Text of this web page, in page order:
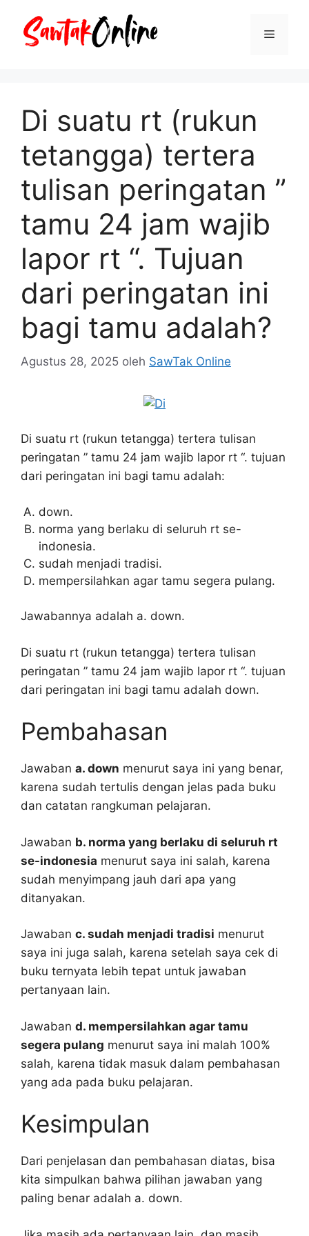
Menu
Di suatu rt (rukun
tetangga) tertera
tulisan peringatan ”
tamu 24 jam wajib
lapor rt “. Tujuan
dari peringatan ini
bagi tamu adalah?
Agustus 28, 2025 oleh SawTak Online
Di suatu rt (rukun tetangga) tertera tulisan
peringatan ” tamu 24 jam wajib lapor rt “. tujuan
dari peringatan ini bagi tamu adalah:
down.
norma yang berlaku di seluruh rt se-
indonesia.
sudah menjadi tradisi.
mempersilahkan agar tamu segera pulang.
Jawabannya adalah a. down.
Di suatu rt (rukun tetangga) tertera tulisan
peringatan ” tamu 24 jam wajib lapor rt “. tujuan
dari peringatan ini bagi tamu adalah down.
Pembahasan
Jawaban a. down menurut saya ini yang benar,
karena sudah tertulis dengan jelas pada buku
dan catatan rangkuman pelajaran.
Jawaban b. norma yang berlaku di seluruh rt
se-indonesia menurut saya ini salah, karena
sudah menyimpang jauh dari apa yang
ditanyakan.
Jawaban c. sudah menjadi tradisi menurut
saya ini juga salah, karena setelah saya cek di
buku ternyata lebih tepat untuk jawaban
pertanyaan lain.
Jawaban d. mempersilahkan agar tamu
segera pulang menurut saya ini malah 100%
salah, karena tidak masuk dalam pembahasan
yang ada pada buku pelajaran.
Kesimpulan
Dari penjelasan dan pembahasan diatas, bisa
kita simpulkan bahwa pilihan jawaban yang
paling benar adalah a. down.